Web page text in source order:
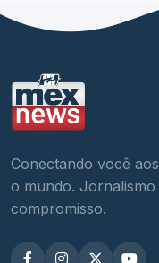
Conectando você
o mundo. Jornalismo
compromisso.